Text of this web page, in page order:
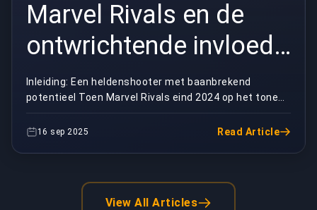
Marvel Rivals en de
ontwrichtende invloed
op de videogame-
industrie
Inleiding: Een heldenshooter met baanbrekend
potentieel Toen Marvel Rivals eind 2024 op het toneel
verscheen, hadden weinigen verwacht dat het een
va...16 sep 2025 Read Article
View All Articles